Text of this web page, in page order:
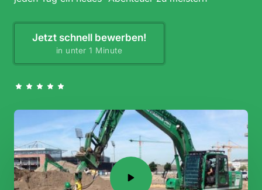
Jetzt schnell bewerben!
in unter 1 Minute